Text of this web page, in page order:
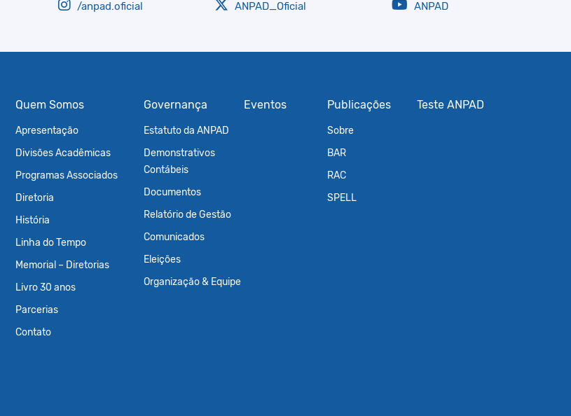
/anpad.oficial ANPAD_Oficial ANPAD
Quem Somos
Apresentação
Divisões Acadêmicas
Programas Associados
Diretoria
História
Linha do Tempo
Memorial – Diretorias
Livro 30 anos
Parcerias
Contato
Governança
Estatuto da ANPAD
Demonstrativos
Contábeis
Documentos
Relatório de Gestão
Comunicados
Eleições
Organização & Equipe
Eventos Publicações
Sobre
BAR
RAC
SPELL
Teste ANPAD